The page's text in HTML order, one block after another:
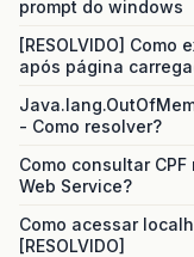
prompt do windows
[RESOLVIDO]
após página
- Como resolver?
Como consultar
Web Service?
Como acessar
[RESOLVIDO]